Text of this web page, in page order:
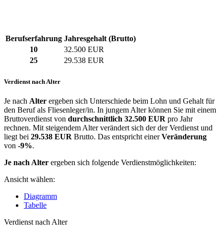
Berufserfahrung Jahresgehalt (Brutto)
10
32.500 EUR
25
29.538 EUR
Verdienst nach Alter
Je nach Alter ergeben sich Unterschiede beim Lohn und Gehalt für
den Beruf als Fliesenleger/in. In jungem Alter können Sie mit einem
Bruttoverdienst von durchschnittlich 32.500 EUR pro Jahr
rechnen. Mit steigendem Alter verändert sich der der Verdienst und
liegt bei 29.538 EUR Brutto. Das entspricht einerVeränderung
von -9%.
Je nach Alter ergeben sich folgende Verdienstmöglichkeiten:
Ansicht wählen:
Diagramm
Tabelle
Verdienst nach Alter